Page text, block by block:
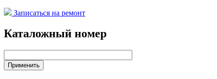
Записаться на ремонт
Каталожный номер